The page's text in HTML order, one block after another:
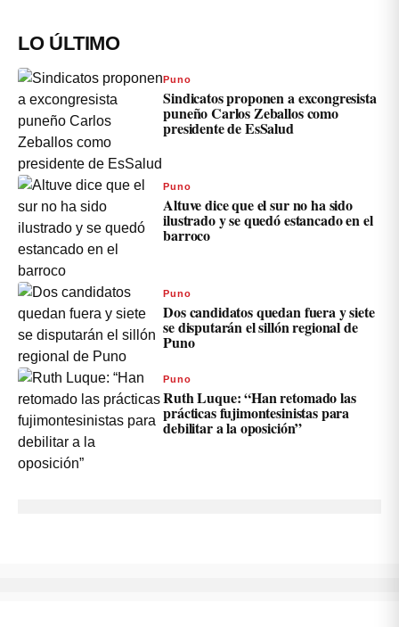
LO ÚLTIMO
Puno
Sindicatos proponen a excongresista
puneño Carlos Zeballos como
presidente de EsSalud
Puno
Altuve dice que el sur no ha sido
ilustrado y se quedó estancado en el
barroco
Puno
Dos candidatos quedan fuera y siete
se disputarán el sillón regional de
Puno
Puno
Ruth Luque: “Han retomado las
prácticas fujimontesinistas para
debilitar a la oposición”